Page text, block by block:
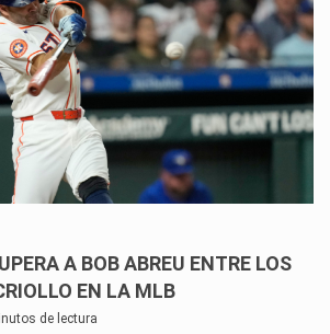
A BOB ABREU ENTRE LOS
EN LA MLB
de lectura